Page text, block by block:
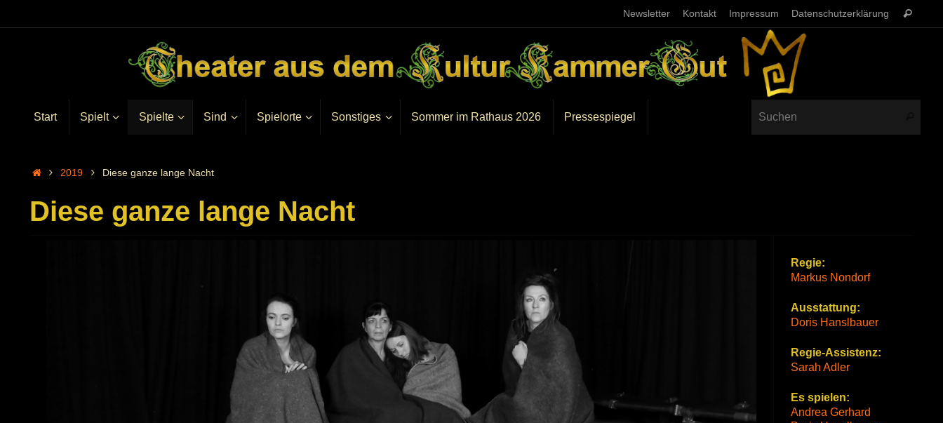
Newsletter Kontakt Impressum Datenschutzerklärung
Start Spielt Spielte Sind Spielorte Sonstiges Sommer im Rathaus 2026 Pressespiegel
2019 Diese ganze lange Nacht
Diese ganze lange Nacht
Regie:
Markus Nondorf
Ausstattung:
Doris Hanslbauer
Regie-Assistenz:
Sarah Adler
Es spielen:
Andrea Gerhard